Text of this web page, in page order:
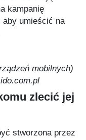
kampanię
aby umieścić na
mobilnych)
zlecić jej
stworzona przez